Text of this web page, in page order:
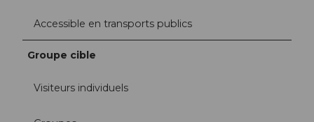
Accessible en transports publics
Groupe cible
Visiteurs individuels